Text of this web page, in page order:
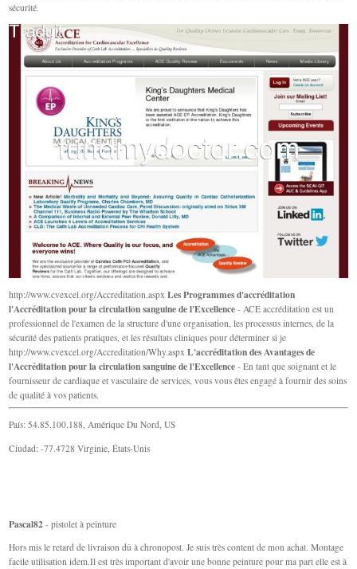
sécurité.
http://www.cvexcel.org/Accreditation.aspxLes Programmes d'accréditation
l'Accréditation pour la circulation sanguine de l'Excellence - ACE accréditation est un
professionnel de l'examen de la structure d'une organisation, les processus internes, de la
sécurité des patients pratiques, et les résultats cliniques pour déterminer si je
http://www.cvexcel.org/Accreditation/Why.aspxL'accréditation des Avantages de
l'Accréditation pour la circulation sanguine de l'Excellence - En tant que soignant et le
fournisseur de cardiaque et vasculaire de services, vous vous êtes engagé à fournir des soins
de qualité à vos patients.
País: 54.85.100.188, Amérique Du Nord, US
Ciudad: -77.4728 Virginie, États-Unis
Pascal82 - pistolet à peinture
Hors mis le retard de livraison dû à chronopost. Je suis très content de mon achat. Montage
facile utilisation idem.Il est très important d'avoir une bonne peinture pour ma part elle est à